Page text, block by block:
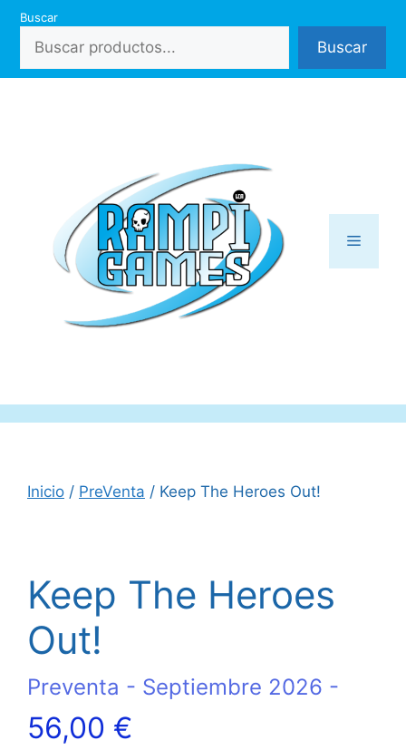
Saltar
contenido
Buscar
Buscar
Menú
Inicio / PreVenta / Keep The Heroes Out!
Keep The Heroes
Out!
Preventa - Septiembre 2026 -
56,00 €